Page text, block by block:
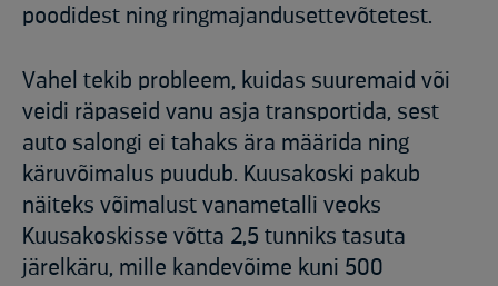
poodidest ning ringmajandusettevõtetest.
Vahel tekib probleem, kuidas suuremaid või
veidi räpaseid vanu asja transportida, sest
auto salongi ei tahaks ära määrida ning
käruvõimalus puudub. Kuusakoski pakub
näiteks võimalust vanametalli veoks
Kuusakoskisse võtta 2,5 tunniks tasuta
järelkäru, mille kandevõime kuni 500